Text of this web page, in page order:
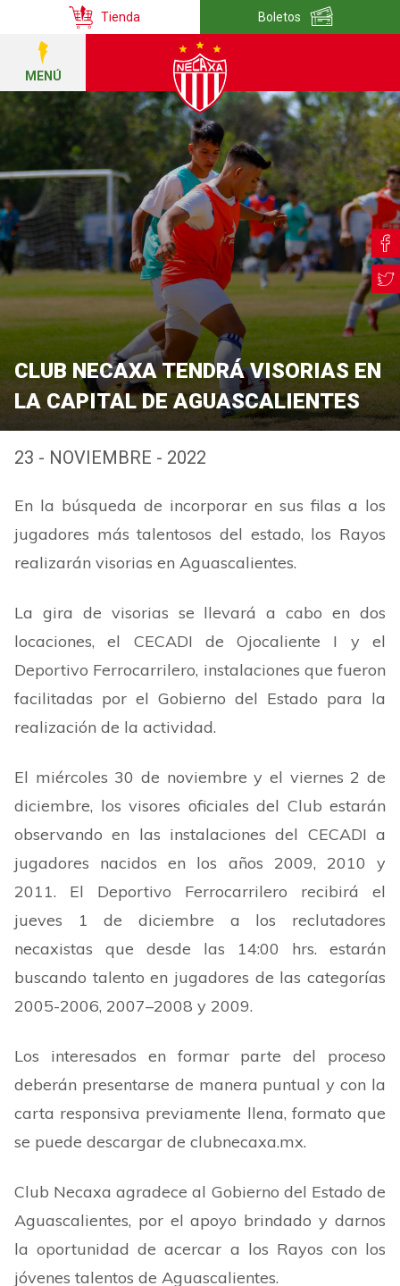
Tienda Boletos
MENÚ
CLUB NECAXA TENDRÁ VISORIAS EN
LA CAPITAL DE AGUASCALIENTES
23 - NOVIEMBRE - 2022
En la búsqueda de incorporar en sus filas a los
jugadores más talentosos del estado, los Rayos
realizarán visorias en Aguascalientes.
La gira de visorias se llevará a cabo en dos
locaciones, el CECADI de Ojocaliente I y el
Deportivo Ferrocarrilero, instalaciones que fueron
facilitadas por el Gobierno del Estado para la
realización de la actividad.
El miércoles 30 de noviembre y el viernes 2 de
diciembre, los visores oficiales del Club estarán
observando en las instalaciones del CECADI a
jugadores nacidos en los años 2009, 2010 y
2011. El Deportivo Ferrocarrilero recibirá el
jueves 1 de diciembre a los reclutadores
necaxistas que desde las 14:00 hrs. estarán
buscando talento en jugadores de las categorías
2005-2006, 2007–2008 y 2009.
Los interesados en formar parte del proceso
deberán presentarse de manera puntual y con la
carta responsiva previamente llena, formato que
se puede descargar de clubnecaxa.mx.
Club Necaxa agradece al Gobierno del Estado de
Aguascalientes, por el apoyo brindado y darnos
la oportunidad de acercar a los Rayos con los
jóvenes talentos de Aguascalientes.